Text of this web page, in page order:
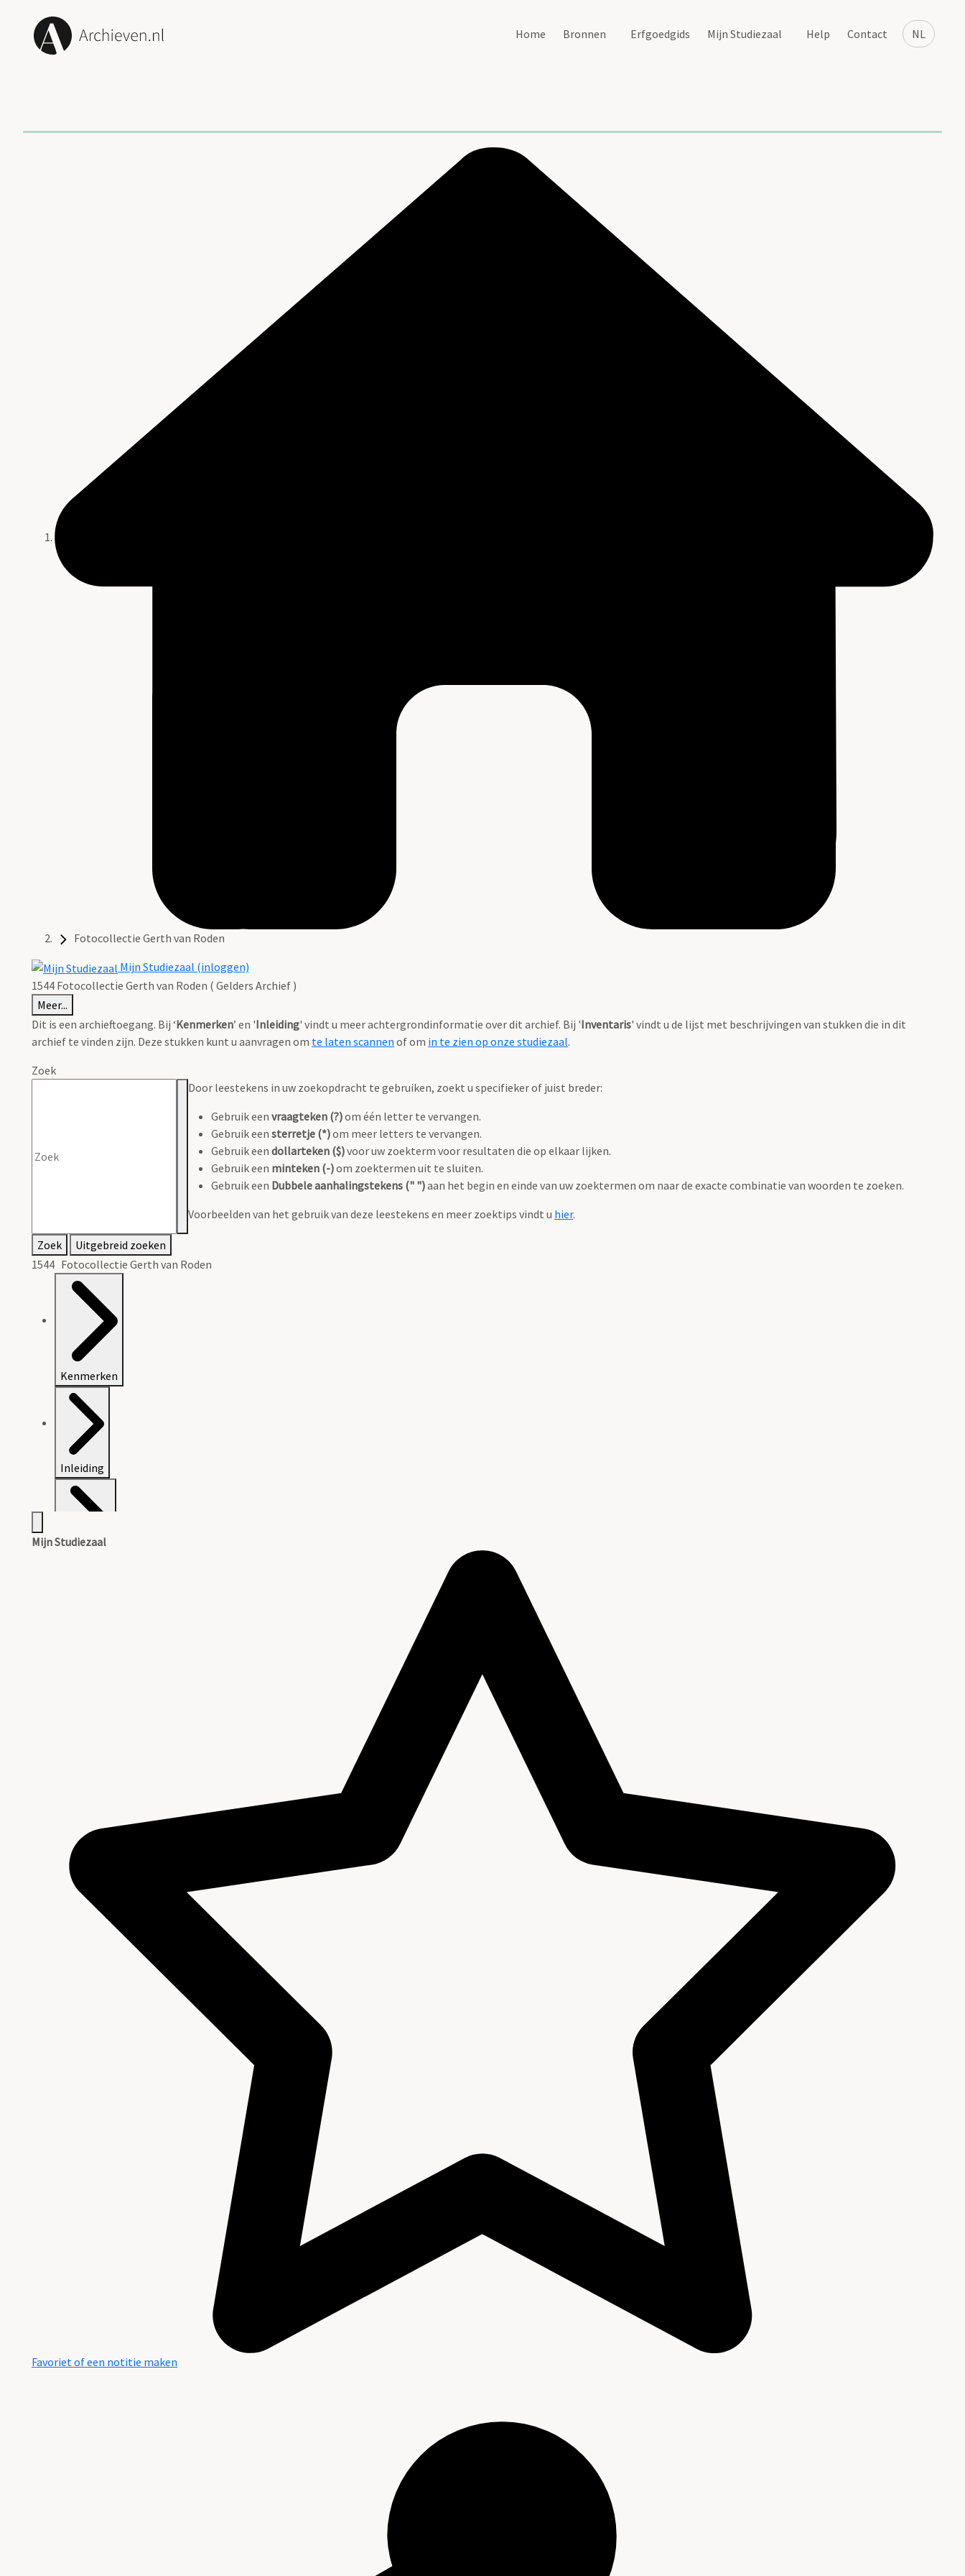
NL
Home Bronnen Erfgoedgids Mijn Studiezaal Help Contact
Fotocollectie Gerth van Roden
Mijn Studiezaal (inloggen)
1544 Fotocollectie Gerth van Roden ( Gelders Archief )
Meer...
Dit is een archieftoegang. Bij ‘Kenmerken’ en 'Inleiding' vindt u meer achtergrondinformatie over dit archief. Bij 'Inventaris' vindt u de lijst met beschrijvingen van stukken die in dit
archief te vinden zijn. Deze stukken kunt u aanvragen om te laten scannen of om in te zien op onze studiezaal.
Zoek
Door leestekens in uw zoekopdracht te gebruiken, zoekt u specifieker of juist breder:
Gebruik een vraagteken (?)om één letter te vervangen.
Gebruik een sterretje (*)om meer letters te vervangen.
Gebruik een dollarteken ($)voor uw zoekterm voor resultaten die op elkaar lijken.
Gebruik een minteken (-)om zoektermen uit te sluiten.
Gebruik een Dubbele aanhalingstekens (" ")aan het begin en einde van uw zoektermen om naar de exacte combinatie van woorden te zoeken.
Voorbeelden van het gebruik van deze leestekens en meer zoektips vindt u hier.
Zoek
Uitgebreid zoeken
1544 Fotocollectie Gerth van Roden
Kenmerken
Inleiding
Mijn Studiezaal
Favoriet of een notitie maken